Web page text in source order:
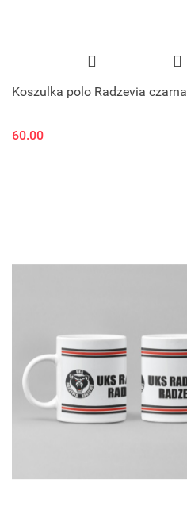
Koszulka polo Radzevia czarna
60.00